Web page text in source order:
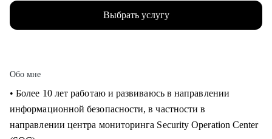
Выбрать услугу
Обо мне
• Более 10 лет работаю и развиваюсь в направлении
информационной безопасности, в частности в
направлении центра мониторинга Security Operation Center